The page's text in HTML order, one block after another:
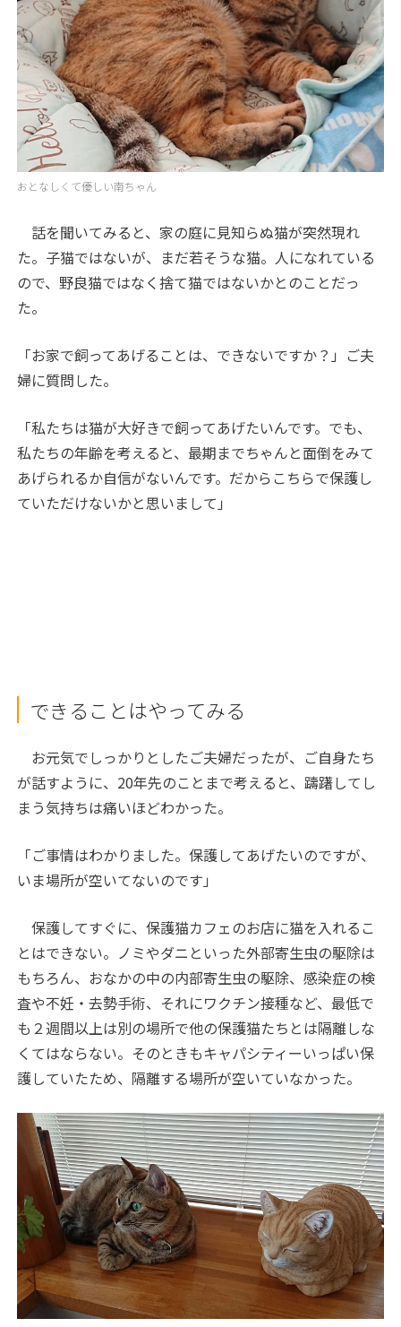
おとなしくて優しい南ちゃん
話を聞いてみると、家の庭に見知らぬ猫が突然現れ
た。子猫ではないが、まだ若そうな猫。人になれている
ので、野良猫ではなく捨て猫ではないかとのことだっ
た。
「お家で飼ってあげることは、できないですか？」ご夫
婦に質問した。
「私たちは猫が大好きで飼ってあげたいんです。でも、
私たちの年齢を考えると、最期までちゃんと面倒をみて
あげられるか自信がないんです。だからこちらで保護し
ていただけないかと思いまして」
できることはやってみる
お元気でしっかりとしたご夫婦だったが、ご自身たち
が話すように、20年先のことまで考えると、躊躇してし
まう気持ちは痛いほどわかった。
「ご事情はわかりました。保護してあげたいのですが、
いま場所が空いてないのです」
保護してすぐに、保護猫カフェのお店に猫を入れるこ
とはできない。ノミやダニといった外部寄生虫の駆除は
もちろん、おなかの中の内部寄生虫の駆除、感染症の検
査や不妊・去勢手術、それにワクチン接種など、最低で
も２週間以上は別の場所で他の保護猫たちとは隔離しな
くてはならない。そのときもキャパシティーいっぱい保
護していたため、隔離する場所が空いていなかった。